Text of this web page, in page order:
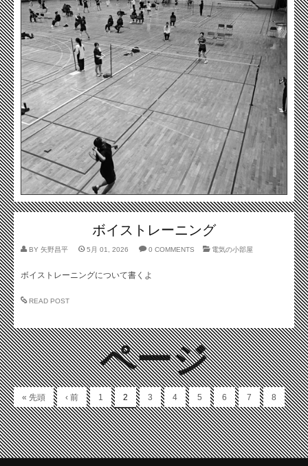
ボイストレーニング
BY 矢野昌平 5月 01, 2026 0 COMMENTS 電気の小部屋
ボイストレーニングについて書くよ
READ POST
ページ
« 先頭 ‹ 前 1 2 3 4 5 6 7 8
9 … 次 › 最終 »